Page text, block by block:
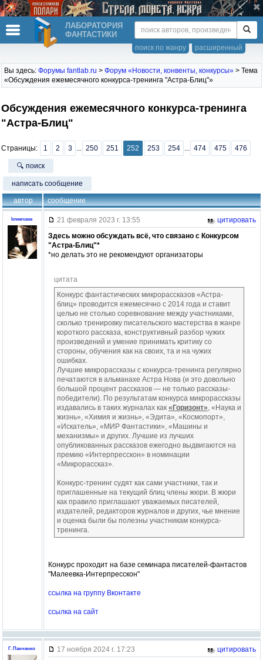
ЛАБОРАТОРИЯ
ФАНТАСТИКИ
расширенный
поиск по жанру
Вы здесь: Форумы fantlab.ru > Форум «Новости, конвенты, конкурсы» > Тема
«Обсуждения ежемесячного конкурса-тренинга "Астра-Блиц"»
Обсуждения ежемесячного конкурса-тренинга
"Астра-Блиц"
Страницы: 1 2 3 ... 250 251 252 253 254 ... 474 475 476
🔍 поиск
написать сообщение
автор сообщение
lowercase 21 февраля 2023 г. 13:55
цитировать
Здесь можно обсуждать всё, что связано с Конкурсом
"Астра-Блиц"*
*но делать это не рекомендуют организаторы
цитата
Конкурс фантастических микрорассказов «Астра-
блиц» проводится ежемесячно с 2014 года и ставит
целью не столько соревнование между участниками,
сколько тренировку писательского мастерства в жанре
короткого рассказа, конструктивный разбор чужих
произведений и умение принимать критику со
стороны, обучения как на своих, та и на чужих
ошибках.
Лучшие микрорассказы с конкурса-тренинга регулярно
печатаются в альманахе Астра Нова (и это довольно
большой процент рассказов — не только рассказы-
победители). По результатам конкурса микрорассказы
издавались в таких журналах как «Горизонт», «Наука и
жизнь», «Химия и жизнь», «Эдита», «Космопорт»,
«Искатель», «МИР Фантастики», «Машины и
механизмы» и других. Лучшие из лучших
опубликованных рассказов ежегодно выдвигаются на
премию «Интерпресскон» в номинации
«Микрорассказ».
Конкурс-тренинг судят как сами участники, так и
приглашенные на текущий блиц члены жюри. В жюри
как правило приглашают уважаемых писателей,
издателей, редакторов журналов и других, чье мнение
и оценка были бы полезны участникам конкурса-
тренинга.
Конкурс проходит на базе семинара писателей-фантастов
"Малеевка-Интерпресскон"
ссылка на группу Вконтакте
ссылка на сайт
Г. Панченко 17 ноября 2024 г. 17:23
цитировать